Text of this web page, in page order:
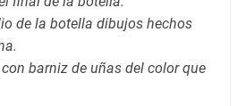
de la botella dibujos hechos
barniz de uñas del color que